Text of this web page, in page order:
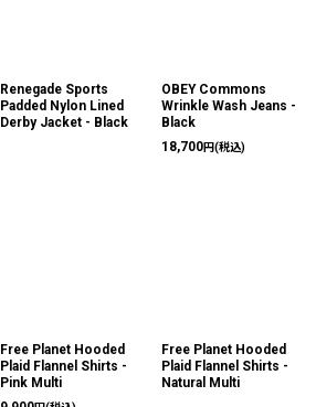
Renegade Sports
Padded Nylon Lined
Derby Jacket - Black
OBEY Commons
Wrinkle Wash Jeans -
Black
18,700円(税込)
Free Planet Hooded
Plaid Flannel Shirts -
Pink Multi
Free Planet Hooded
Plaid Flannel Shirts -
Natural Multi